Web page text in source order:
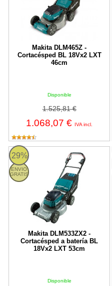
Makita DLM465Z -
Cortacésped BL 18Vx2 LXT
46cm
Disponible
1.525,81 €
1.068,07 € IVA incl.
29%
ENVIO
GRATIS
Makita DLM533ZX2 -
Cortacésped a batería BL
18Vx2 LXT 53cm
Disponible
DLM533ZX2 Makita